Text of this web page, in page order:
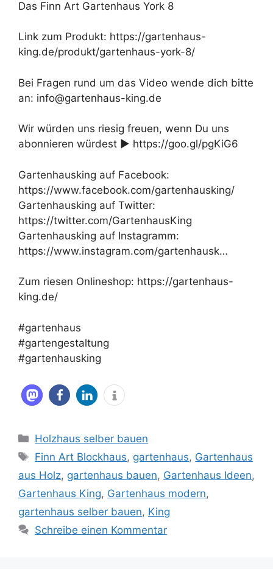
Das Finn Art Gartenhaus York 8
Link zum Produkt: https://gartenhaus-
king.de/produkt/gartenhaus-york-8/
Bei Fragen rund um das Video wende dich bitte
an: info@gartenhaus-king.de
Wir würden uns riesig freuen, wenn Du uns
abonnieren würdest ► https://goo.gl/pgKiG6
Gartenhausking auf Facebook:
https://www.facebook.com/gartenhausking/
Gartenhausking auf Twitter:
https://twitter.com/GartenhausKing
Gartenhausking auf Instagramm:
https://www.instagram.com/gartenhausk…
Zum riesen Onlineshop: https://gartenhaus-
king.de/
#gartenhaus
#gartengestaltung
#gartenhausking
Kategorien
Holzhaus selber bauen
Schlagwörter
Finn Art Blockhaus, gartenhaus, Gartenhaus
aus Holz, gartenhaus bauen, Gartenhaus Ideen,
Gartenhaus King, Gartenhaus modern,
gartenhaus selber bauen, King
Schreibe einen Kommentar